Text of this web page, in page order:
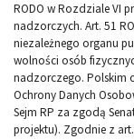
RODO w Rozdziale VI
nadzorczych. Art. 51
niezależnego organu
wolności osób
nadzorczego. Polskim
Ochrony Danych
Sejm RP za zgodą
projektu). Zgodnie z